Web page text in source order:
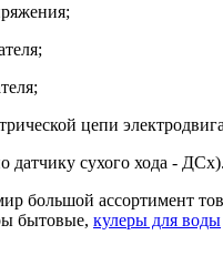
цепи
датчику сухого хода - ДСх).
большой ассортимент
бытовые, кулеры для воды